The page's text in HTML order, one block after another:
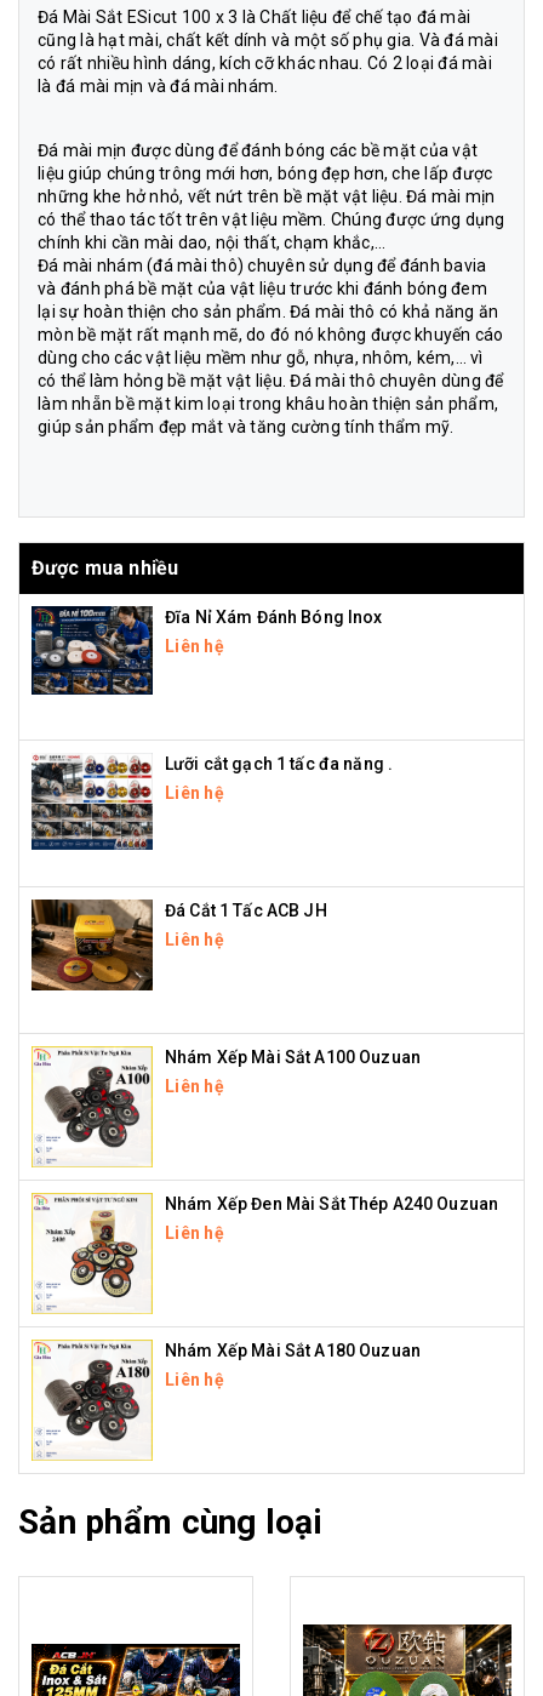
Đá Mài Sắt ESicut 100 x 3 là Chất liệu để chế tạo đá mài
cũng là hạt mài, chất kết dính và một số phụ gia. Và đá mài
có rất nhiều hình dáng, kích cỡ khác nhau. Có 2 loại đá mài
là đá mài mịn và đá mài nhám.
Đá mài mịn được dùng để đánh bóng các bề mặt của vật
liệu giúp chúng trông mới hơn, bóng đẹp hơn, che lấp được
những khe hở nhỏ, vết nứt trên bề mặt vật liệu. Đá mài mịn
có thể thao tác tốt trên vật liệu mềm. Chúng được ứng dụng
chính khi cần mài dao, nội thất, chạm khắc,…
Đá mài nhám (đá mài thô) chuyên sử dụng để đánh bavia
và đánh phá bề mặt của vật liệu trước khi đánh bóng đem
lại sự hoàn thiện cho sản phẩm. Đá mài thô có khả năng ăn
mòn bề mặt rất mạnh mẽ, do đó nó không được khuyến cáo
dùng cho các vật liệu mềm như gỗ, nhựa, nhôm, kém,… vì
có thể làm hỏng bề mặt vật liệu. Đá mài thô chuyên dùng để
làm nhẵn bề mặt kim loại trong khâu hoàn thiện sản phẩm,
giúp sản phẩm đẹp mắt và tăng cường tính thẩm mỹ.
Được mua nhiều
Đĩa Nỉ Xám Đánh Bóng Inox
Liên hệ
Lưỡi cắt gạch 1 tấc đa năng .
Liên hệ
Đá Cắt 1 Tấc ACB JH
Liên hệ
Nhám Xếp Mài Sắt A100 Ouzuan
Liên hệ
Nhám Xếp Đen Mài Sắt Thép A240 Ouzuan
Liên hệ
Nhám Xếp Mài Sắt A180 Ouzuan
Liên hệ
Sản phẩm cùng loại